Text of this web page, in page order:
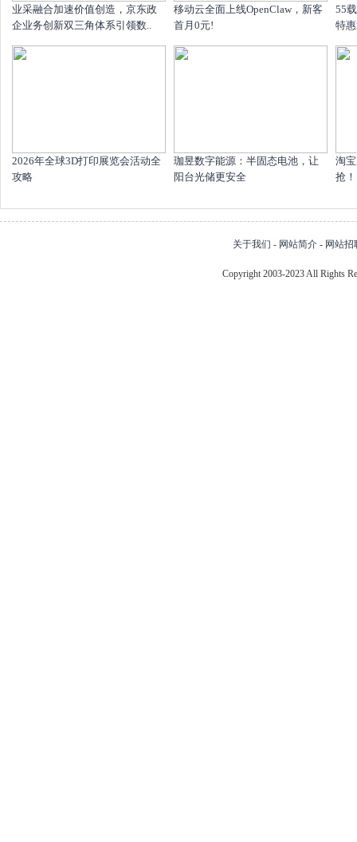
业采融合加速价值创造，京东政
企业务创新双三角体系引领数..
移动云全面上线OpenClaw，新客
首月0元!
55
特
2026年全球3D打印展览会活动全
攻略
珈昱数字能源：半固态电池，让
阳台光储更安全
淘
抢
关于我们 - 网站简介 - 网站招
Copyright 2003-2023 All Rights